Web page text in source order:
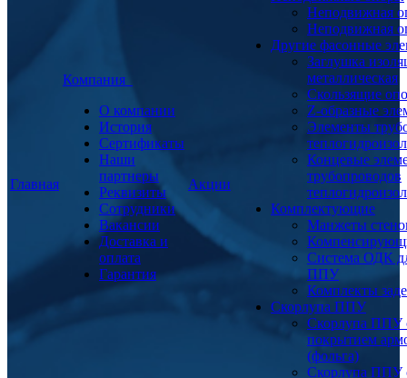
Главная
Компания
О компании
История
Сертификаты
Наши
партнеры
Реквизиты
Сотрудники
Вакансии
Доставка и
оплата
Гарантия
Акции
Неподвижная
Неподвижная
Другие фасонные
Заглушка
металлическая
Скользящие
Z-образные
Элементы
Концевые
трубопроводов
Комплектующие
Манжеты
Система ОДК
ППУ
Комплекты
Скорлупа ППУ
Скорлупа ППУ
покрытием
(фольга)
Скорлупа ППУ